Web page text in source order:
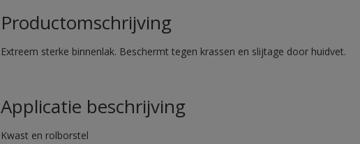
Productomschrijving
Extreem sterke binnenlak. Beschermt tegen krassen en slijtage door huidvet.
Applicatie beschrijving
Kwast en rolborstel